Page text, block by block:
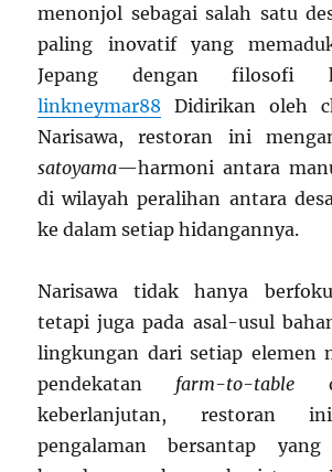
menonjol sebagai salah satu
paling inovatif yang
Jepang dengan filosofi
linkneymar88 Didirikan oleh
Narisawa, restoran ini
satoyama—harmoni antara
di wilayah peralihan antara
ke dalam setiap hidangannya.
Narisawa tidak hanya
tetapi juga pada asal-usul
lingkungan dari setiap elemen
pendekatan farm-to-table
keberlanjutan, restoran
pengalaman bersantap yang